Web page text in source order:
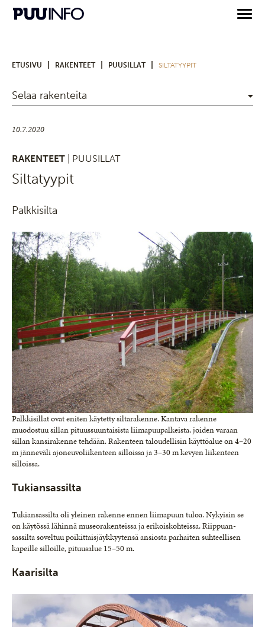
ETUSIVU RAKENTEET PUUSILLAT SILTATYYPIT
Selaa rakenteita
10.7.2020
RAKENTEET | PUUSILLAT
Siltatyypit
Palkkisilta
Palkkisillat ovat eniten käytetty siltarakenne. Kantava rakenne
muodostuu sillan pituussuun­taisista liimapuupalkeista, joiden varaan
sillan kansirakenne tehdään. Rakenteen taloudellisin käyttöalue on 4–20
m jänneväli ajoneuvoliiken­teen silloissa ja 3–30 m kevyen liikenteen
silloissa.
Tukiansassilta
Tukiansassilta oli yleinen rakenne ennen lii­mapuun tuloa. Nykyisin se
on käytössä lähinnä museorakenteissa ja erikoiskohteissa. Riippuan­
sassilta soveltuu poikittaisjäykkyytensä ansiosta parhaiten suhteellisen
kapeille silloille, pituus­alue 15–50 m.
Kaarisilta